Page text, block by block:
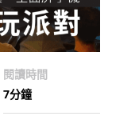
閱讀時間
7分鐘